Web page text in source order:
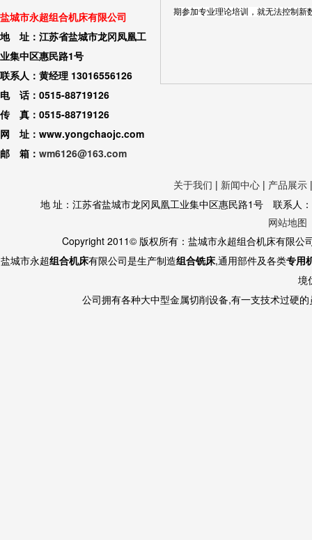
盐城市永超组合机床有限公司
地 址：江苏省盐城市龙冈凤凰工
业集中区惠民路1号
联系人：黄经理 13016556126
电 话：0515-88719126
传 真：0515-88719126
网 址：www.yongchaojc.com
邮 箱： wm6126@163.com
期参加专业理论培训，就无法控制新
关于我们 | 新闻中心 | 产品展示
地 址：江苏省盐城市龙冈凤凰工业集中区惠民路1号 联系
网站地图
Copyright 2011© 版权所有：盐城市永超组合机床有限
盐城市永超组合机床有限公司是生产制造组合铣床,通用部件及各类专用
境
公司拥有各种大中型金属切削设备,有一支技术过硬